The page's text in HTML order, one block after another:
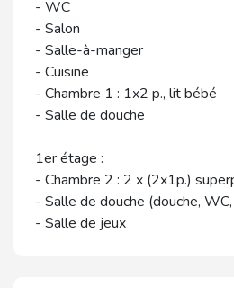
- WC
- Salon
- Salle-à-manger
- Cuisine
- Chambre 1 : 1x2 p., lit bébé
- Salle de douche
1er étage :
- Chambre 2 : 2 x (2x1p.)
- Salle de douche (douche,
- Salle de jeux